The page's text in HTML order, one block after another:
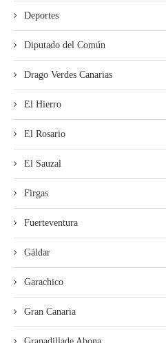
Deportes
Diputado del Común
Drago Verdes Canarias
El Hierro
El Rosario
El Sauzal
Firgas
Fuerteventura
Gáldar
Garachico
Gran Canaria